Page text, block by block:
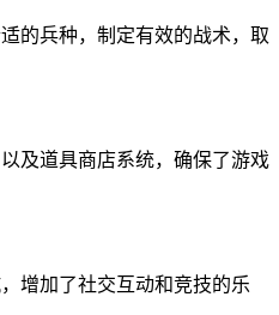
的兵种，制定有效的战术，取
及道具商店系统，确保了游戏
增加了社交互动和竞技的乐